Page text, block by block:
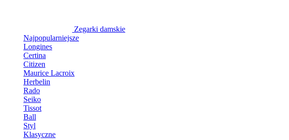
Zegarki damskie
Najpopularniejsze
Longines
Certina
Citizen
Maurice Lacroix
Herbelin
Rado
Seiko
Tissot
Ball
Styl
Klasyczne